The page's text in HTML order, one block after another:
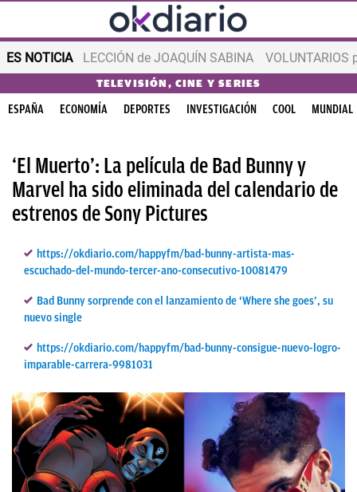
ES NOTICIA LECCIÓN de JOAQUÍN SABINA VOLUNTARIOS
TELEVISIÓN, CINE Y SERIES
ESPAÑA ECONOMÍA DEPORTES INVESTIGACIÓN COOL MUNDIAL
‘El Muerto’: La película de Bad Bunny y
Marvel ha sido eliminada del calendario de
estrenos de Sony Pictures
https://okdiario.com/happyfm/bad-bunny-artista-mas-
escuchado-del-mundo-tercer-ano-consecutivo-10081479
Bad Bunny sorprende con el lanzamiento de ‘Where she goes’, su
nuevo single
https://okdiario.com/happyfm/bad-bunny-consigue-nuevo-logro-
imparable-carrera-9981031